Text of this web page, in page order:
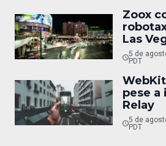
Zoox
Las
5 de
PDT
pese a
Relay
5 de
PDT